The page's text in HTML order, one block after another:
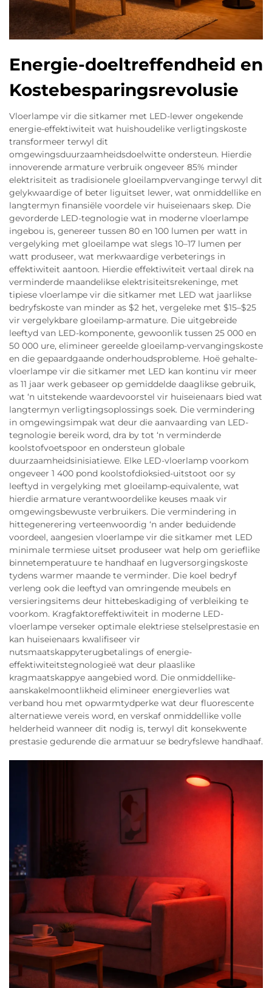
Energie-doeltreffendheid en
Kostebesparingsrevolusie
Vloerlampe vir die sitkamer met LED-lewer ongekende
energie-effektiwiteit wat huishoudelike verligtingskoste
transformeer terwyl dit
omgewingsduurzaamheidsdoelwitte ondersteun. Hierdie
innoverende armature verbruik ongeveer 85% minder
elektrisiteit as tradisionele gloeilampvervanginge terwyl dit
gelykwaardige of beter liguitset lewer, wat onmiddellike en
langtermyn finansiële voordele vir huiseienaars skep. Die
gevorderde LED-tegnologie wat in moderne vloerlampe
ingebou is, genereer tussen 80 en 100 lumen per watt in
vergelyking met gloeilampe wat slegs 10–17 lumen per
watt produseer, wat merkwaardige verbeterings in
effektiwiteit aantoon. Hierdie effektiwiteit vertaal direk na
verminderde maandelikse elektrisiteitsrekeninge, met
tipiese vloerlampe vir die sitkamer met LED wat jaarlikse
bedryfskoste van minder as $2 het, vergeleke met $15–$25
vir vergelykbare gloeilamp-armature. Die uitgebreide
leeftyd van LED-komponente, gewoonlik tussen 25 000 en
50 000 ure, elimineer gereelde gloeilamp-vervangingskoste
en die gepaardgaande onderhoudsprobleme. Hoë gehalte-
vloerlampe vir die sitkamer met LED kan kontinu vir meer
as 11 jaar werk gebaseer op gemiddelde daaglikse gebruik,
wat ‘n uitstekende waardevoorstel vir huiseienaars bied wat
langtermyn verligtingsoplossings soek. Die vermindering
in omgewingsimpak wat deur die aanvaarding van LED-
tegnologie bereik word, dra by tot ‘n verminderde
koolstofvoetspoor en ondersteun globale
duurzaamheidsinisiatiewe. Elke LED-vloerlamp voorkom
ongeveer 1 400 pond koolstofdioksied-uitstoot oor sy
leeftyd in vergelyking met gloeilamp-equivalente, wat
hierdie armature verantwoordelike keuses maak vir
omgewingsbewuste verbruikers. Die vermindering in
hittegenerering verteenwoordig ‘n ander beduidende
voordeel, aangesien vloerlampe vir die sitkamer met LED
minimale termiese uitset produseer wat help om gerieflike
binnetemperatuure te handhaaf en lugversorgingskoste
tydens warmer maande te verminder. Die koel bedryf
verleng ook die leeftyd van omringende meubels en
versieringsitems deur hittebeskadiging of verbleiking te
voorkom. Kragfaktoreffektiwiteit in moderne LED-
vloerlampe verseker optimale elektriese stelselprestasie en
kan huiseienaars kwalifiseer vir
nutsmaatskappyterugbetalings of energie-
effektiwiteitstegnologieë wat deur plaaslike
kragmaatskappye aangebied word. Die onmiddellike-
aanskakelmoontlikheid elimineer energieverlies wat
verband hou met opwarmtydperke wat deur fluorescente
alternatiewe vereis word, en verskaf onmiddellike volle
helderheid wanneer dit nodig is, terwyl dit konsekwente
prestasie gedurende die armatuur se bedryfslewe handhaaf.